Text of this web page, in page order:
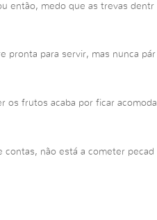
então, medo que as trevas dentr
pronta para servir, mas nunca pár
os frutos acaba por ficar acomoda
contas, não está a cometer pecad